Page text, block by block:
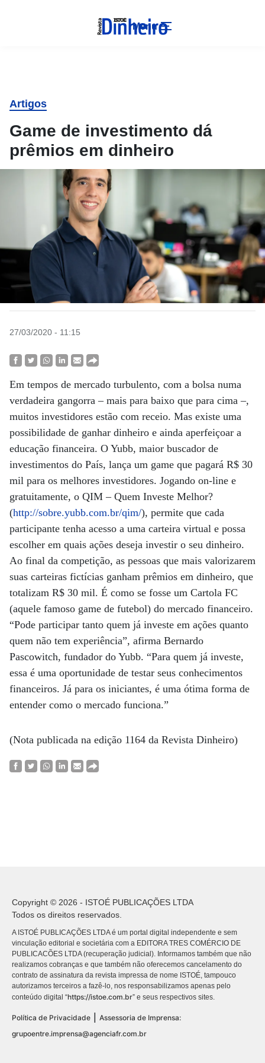
Menu
Artigos
Game de investimento dá
prêmios em dinheiro
27/03/2020 - 11:15
Em tempos de mercado turbulento, com a bolsa numa
verdadeira gangorra – mais para baixo que para cima –,
muitos investidores estão com receio. Mas existe uma
possibilidade de ganhar dinheiro e ainda aperfeiçoar a
educação financeira. O Yubb, maior buscador de
investimentos do País, lança um game que pagará R$ 30
mil para os melhores investidores. Jogando on-line e
gratuitamente, o QIM – Quem Investe Melhor?
(http://sobre.yubb.com.br/qim/), permite que cada
participante tenha acesso a uma carteira virtual e possa
escolher em quais ações deseja investir o seu dinheiro.
Ao final da competição, as pessoas que mais valorizarem
suas carteiras fictícias ganham prêmios em dinheiro, que
totalizam R$ 30 mil. É como se fosse um Cartola FC
(aquele famoso game de futebol) do mercado financeiro.
“Pode participar tanto quem já investe em ações quanto
quem não tem experiência”, afirma Bernardo
Pascowitch, fundador do Yubb. “Para quem já investe,
essa é uma oportunidade de testar seus conhecimentos
financeiros. Já para os iniciantes, é uma ótima forma de
entender como o mercado funciona.”
(Nota publicada na edição 1164 da Revista Dinheiro)
Copyright © 2026 - ISTOÉ PUBLICAÇÕES LTDA
Todos os direitos reservados.
A ISTOÉ PUBLICAÇÕES LTDA é um portal digital independente e sem
vinculação editorial e societária com a EDITORA TRES COMÉRCIO DE
PUBLICACÕES LTDA (recuperação judicial). Informamos também que não
realizamos cobranças e que também não oferecemos cancelamento do
contrato de assinatura da revista impressa de nome ISTOÉ, tampouco
autorizamos terceiros a fazê-lo, nos responsabilizamos apenas pelo
conteúdo digital “https://istoe.com.br” e seus respectivos sites.
Política de Privacidade
Assessoria de Imprensa:
grupoentre.imprensa@agenciafr.com.br